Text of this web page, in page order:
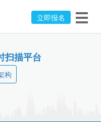
立即报名
扫描平台
构